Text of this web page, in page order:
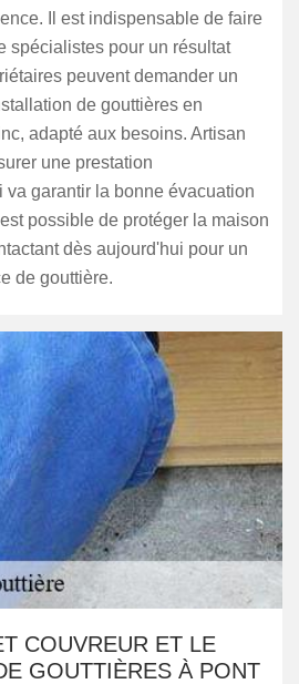
Il est indispensable de faire
spécialistes pour un résultat
peuvent demander un
de gouttières en
adapté aux besoins. Artisan
une prestation
va garantir la bonne évacuation
possible de protéger la maison
dès aujourd'hui pour un
de gouttière.
COUVREUR ET LE
GOUTTIÈRES À PONT